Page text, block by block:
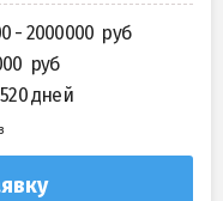
- 2000000
дней